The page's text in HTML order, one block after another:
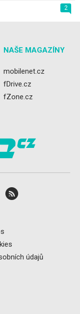
2
NAŠE MAGAZÍNY
mobilenet.cz
fDrive.cz
fZone.cz
údajů